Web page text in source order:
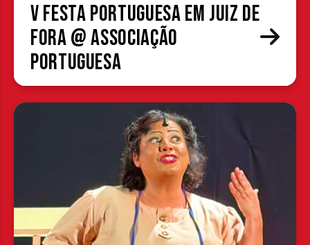
V Festa Portuguesa em Juiz de
Fora @ Associação
Portuguesa